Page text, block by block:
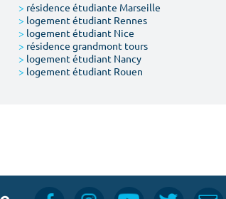
> résidence étudiante Marseille
> logement étudiant Rennes
> logement étudiant Nice
> résidence grandmont tours
> logement étudiant Nancy
> logement étudiant Rouen